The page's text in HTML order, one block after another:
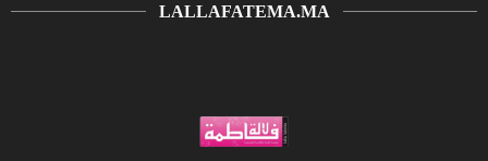
LALLAFATEMA.MA